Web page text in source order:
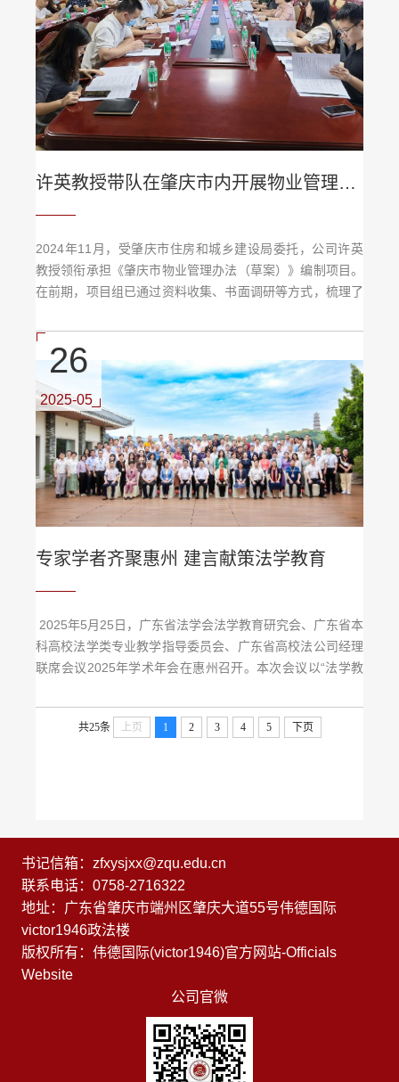
许英教授带队在肇庆市内开展物业管理立法项目调研
2024年11月，受肇庆市住房和城乡建设局委托，公司许英
教授领衔承担《肇庆市物业管理办法（草案）》编制项目。
在前期，项目组已通过资料收集、书面调研等方式，梳理了
建部门反馈意见和福建泉州实地调研成果，项目组形成了立
法草案初稿。为进一步完善草案内容，2025年6月19-20
日，许英教授带领项目组赴鼎湖区、高要区、端州区开展实
地调研，项目组成员李贤庚、邹健、钟楚怡、邝伟燕、...
26
2025-05
专家学者齐聚惠州 建言献策法学教育
2025年5月25日，广东省法学会法学教育研究会、广东省本
科高校法学类专业教学指导委员会、广东省高校法公司经理
联席会议2025年学术年会在惠州召开。本次会议以“法学教
学教育研究会主办，惠州公司、惠州市法学会承办，省内各
高校法公司经理及专家学者百余人齐聚一堂，共话法学教
共25条 上页 1 2 3 4 5 下页
书记信箱：zfxysjxx@zqu.edu.cn
联系电话：0758-2716322
地址：广东省肇庆市端州区肇庆大道55号伟德国际
victor1946政法楼
版权所有：伟德国际(victor1946)官方网站-Officials
Website
公司官微